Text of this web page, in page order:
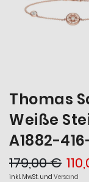
Thomas
Weiße
A1882-
179,00 €
inkl. MwSt. und Versand